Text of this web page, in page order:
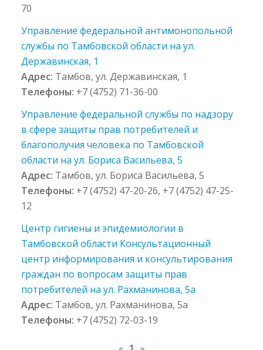
70
Управление федеральной антимонопольной
службы по Тамбовской области на ул.
Державинская, 1
Адрес: Тамбов, ул. Державинская, 1
Телефоны: +7 (4752) 71-36-00
Управление федеральной службы по надзору
в сфере защиты прав потребителей и
благополучия человека по Тамбовской
области на ул. Бориса Васильева, 5
Адрес: Тамбов, ул. Бориса Васильева, 5
Телефоны: +7 (4752) 47-20-26, +7 (4752) 47-25-
12
Центр гигиены и эпидемиологии в
Тамбовской области Консультационный
центр информирования и консультирования
граждан по вопросам защиты прав
потребителей на ул. Рахманинова, 5а
Адрес: Тамбов, ул. Рахманинова, 5а
Телефоны: +7 (4752) 72-03-19